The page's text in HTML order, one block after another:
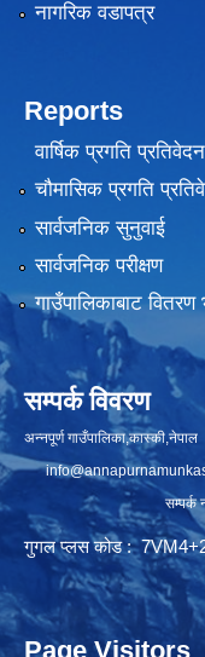
नागरिक वडापत्र
Reports
वार्षिक प्रगति प्रतिवेदन
चौमासिक प्रगति
सार्वजनिक सुनुवाई
सार्वजनिक परीक्षण
गाउँपालिकाबाट
सम्पर्क विवरण
अन्नपूर्ण
सम्पर्क नं:०६१-
गुगल प्लस कोड :
Page Visitors